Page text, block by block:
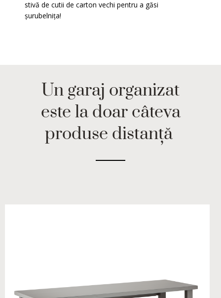
stivă de cutii de carton vechi pentru a găsi
șurubelnița!
Un garaj organizat
este la doar câteva
produse distanță